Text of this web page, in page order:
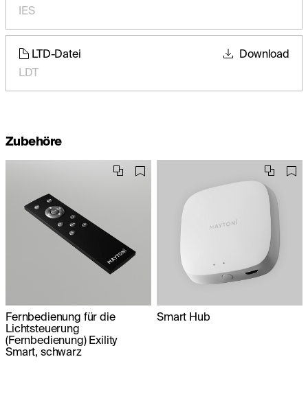
IES
LTD-Datei
LDT
Download
Zubehöre
Fernbedienung für die
Lichtsteuerung
(Fernbedienung) Exility
Smart, schwarz
Smart Hub